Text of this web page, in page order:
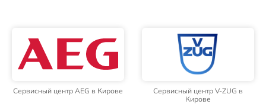
Сервисный центр AEG в Кирове
Сервисный центр V-ZUG в
Кирове